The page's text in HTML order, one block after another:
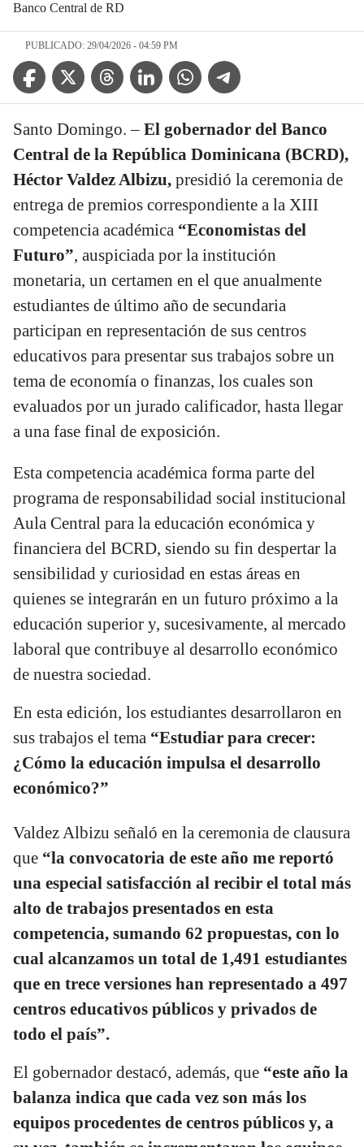
Banco Central de RD
PUBLICADO: 29/04/2026 - 04:59 PM
Facebook IconTwitter IconThreads IconLinkedin IconWhatsApp IconTelegram Icon
Santo Domingo. – El gobernador del Banco
Central de la República Dominicana (BCRD),
Héctor Valdez Albizu, presidió la ceremonia de
entrega de premios correspondiente a la XIII
competencia académica “Economistas del
Futuro”, auspiciada por la institución
monetaria, un certamen en el que anualmente
estudiantes de último año de secundaria
participan en representación de sus centros
educativos para presentar sus trabajos sobre un
tema de economía o finanzas, los cuales son
evaluados por un jurado calificador, hasta llegar
a una fase final de exposición.
Esta competencia académica forma parte del
programa de responsabilidad social institucional
Aula Central para la educación económica y
financiera del BCRD, siendo su fin despertar la
sensibilidad y curiosidad en estas áreas en
quienes se integrarán en un futuro próximo a la
educación superior y, sucesivamente, al mercado
laboral que contribuye al desarrollo económico
de nuestra sociedad.
En esta edición, los estudiantes desarrollaron en
sus trabajos el tema “Estudiar para crecer:
¿Cómo la educación impulsa el desarrollo
económico?”
Valdez Albizu señaló en la ceremonia de clausura
que “la convocatoria de este año me reportó
una especial satisfacción al recibir el total más
alto de trabajos presentados en esta
competencia, sumando 62 propuestas, con lo
cual alcanzamos un total de 1,491 estudiantes
que en trece versiones han representado a 497
centros educativos públicos y privados de
todo el país”.
El gobernador destacó, además, que “este año la
balanza indica que cada vez son más los
equipos procedentes de centros públicos y, a